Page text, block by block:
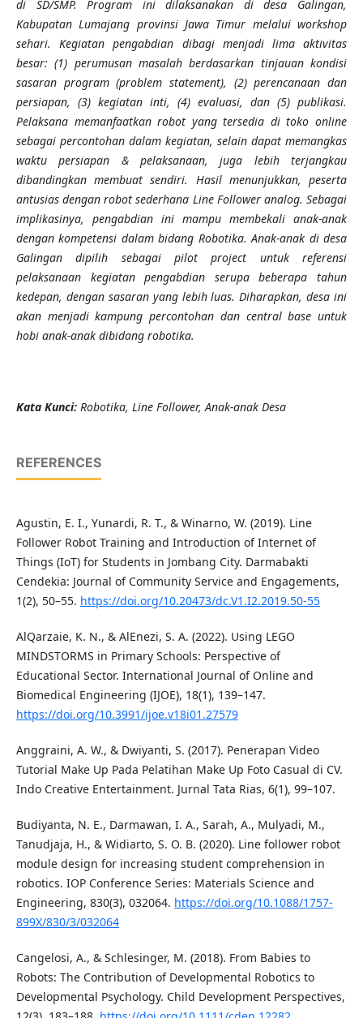
di SD/SMP. Program ini dilaksanakan di desa Galingan,
Kabupatan Lumajang provinsi Jawa Timur melalui workshop
sehari. Kegiatan pengabdian dibagi menjadi lima aktivitas
besar: (1) perumusan masalah berdasarkan tinjauan kondisi
sasaran program (problem statement), (2) perencanaan dan
persiapan, (3) kegiatan inti, (4) evaluasi, dan (5) publikasi.
Pelaksana memanfaatkan robot yang tersedia di toko online
sebagai percontohan dalam kegiatan, selain dapat memangkas
waktu persiapan & pelaksanaan, juga lebih terjangkau
dibandingkan membuat sendiri. Hasil menunjukkan, peserta
antusias dengan robot sederhana Line Follower analog. Sebagai
implikasinya, pengabdian ini mampu membekali anak-anak
dengan kompetensi dalam bidang Robotika. Anak-anak di desa
Galingan dipilih sebagai pilot project untuk referensi
pelaksanaan kegiatan pengabdian serupa beberapa tahun
kedepan, dengan sasaran yang lebih luas. Diharapkan, desa ini
akan menjadi kampung percontohan dan central base untuk
hobi anak-anak dibidang robotika.
Kata Kunci: Robotika, Line Follower, Anak-anak Desa
REFERENCES
Agustin, E. I., Yunardi, R. T., & Winarno, W. (2019). Line
Follower Robot Training and Introduction of Internet of
Things (IoT) for Students in Jombang City. Darmabakti
Cendekia: Journal of Community Service and Engagements,
1(2), 50–55. https://doi.org/10.20473/dc.V1.I2.2019.50-55
AlQarzaie, K. N., & AlEnezi, S. A. (2022). Using LEGO
MINDSTORMS in Primary Schools: Perspective of
Educational Sector. International Journal of Online and
Biomedical Engineering (IJOE), 18(1), 139–147.
https://doi.org/10.3991/ijoe.v18i01.27579
Anggraini, A. W., & Dwiyanti, S. (2017). Penerapan Video
Tutorial Make Up Pada Pelatihan Make Up Foto Casual di CV.
Indo Creative Entertainment. Jurnal Tata Rias, 6(1), 99–107.
Budiyanta, N. E., Darmawan, I. A., Sarah, A., Mulyadi, M.,
Tanudjaja, H., & Widiarto, S. O. B. (2020). Line follower robot
module design for increasing student comprehension in
robotics. IOP Conference Series: Materials Science and
Engineering, 830(3), 032064. https://doi.org/10.1088/1757-
899X/830/3/032064
Cangelosi, A., & Schlesinger, M. (2018). From Babies to
Robots: The Contribution of Developmental Robotics to
Developmental Psychology. Child Development Perspectives,